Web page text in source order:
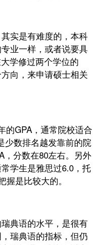
实是有难度的，本科
业一样，或者说要具
学修过两个学位的
向，来申请硕士相关
GPA，通常院校适合
少数排名越发靠前的院
，分数在80左右。另外
学生是雅思过6.0，托
是比较大的。
典语的水平，是很有
瑞典语的指标，但仍